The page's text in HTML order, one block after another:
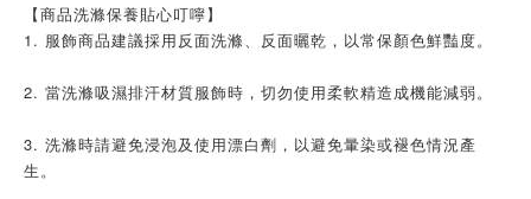
【商品洗滌保養貼心叮嚀】
1. 服飾商品建議採用反面洗滌、反面曬乾，以常保顏色鮮豔度。
2. 當洗滌吸濕排汗材質服飾時，切勿使用柔軟精造成機能減弱。
3. 洗滌時請避免浸泡及使用漂白劑，以避免暈染或褪色情況產
生。